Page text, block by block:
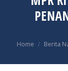
You are here:
Home Berita